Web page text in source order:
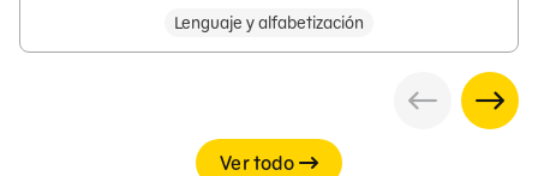
Lenguaje y alfabetización
Ver todo